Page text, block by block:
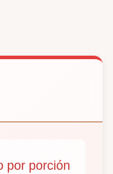
por porción